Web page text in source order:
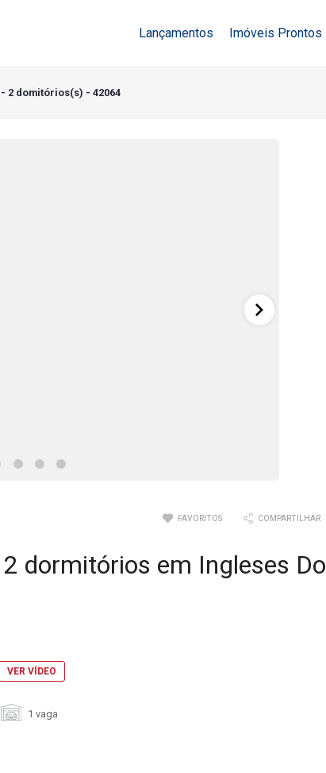
Lançamentos Imóveis Prontos
2 domitórios(s) - 42064
FAVORITOS COMPARTILHAR
dormitórios em Ingleses Do
VER VÍDEO
1 vaga